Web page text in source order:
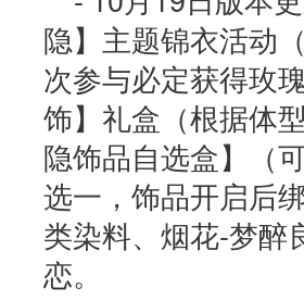
隐】主题锦衣活动
次参与必定获得玫
饰】礼盒（根据体
隐饰品自选盒】（
选一，饰品开启后
类染料、烟花-梦醉
恋。